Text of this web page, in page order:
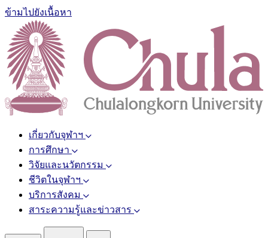
ข้ามไปยังเนื้อหา
เกี่ยวกับจุฬาฯ
การศึกษา
วิจัยและนวัตกรรม
ชีวิตในจุฬาฯ
บริการสังคม
สาระความรู้และข่าวสาร